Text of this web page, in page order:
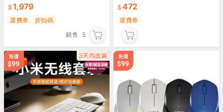
1,979
運費券
折扣碼
銷售
5
472
運費券